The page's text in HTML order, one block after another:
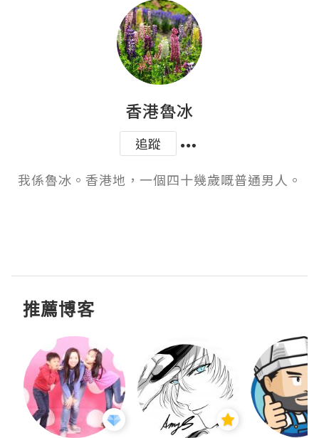
香港魯冰
追蹤
我係魯冰。香港地，一個四十幾歲嘅普通男人。
推薦博客